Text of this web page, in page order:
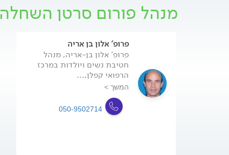
מנהל פורום סרטן השחלה
פרופ' אלון בן אריה
פרופ' אלון בן-אריה, מנהל
חטיבת נשים ויולדות במרכז
הרפואי קפלן,...
המשך >
050-9502714